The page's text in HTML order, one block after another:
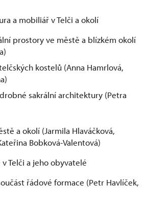
a mobiliář v Telči a okolí
prostory ve městě a blízkém okolí
kostelů (Anna Hamrlová,
sakrální architektury (Petra
a okolí (Jarmila Hlaváčková,
Kateřina Bobková-Valentová)
Telči a jeho obyvatelé
řádové formace (Petr Havlíček,